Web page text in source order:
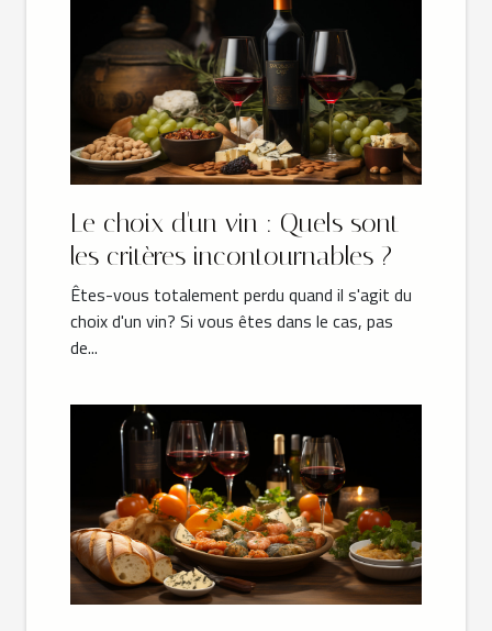
Le choix d'un vin : Quels sont
les critères incontournables ?
Êtes-vous totalement perdu quand il s'agit du
choix d'un vin? Si vous êtes dans le cas, pas
de...